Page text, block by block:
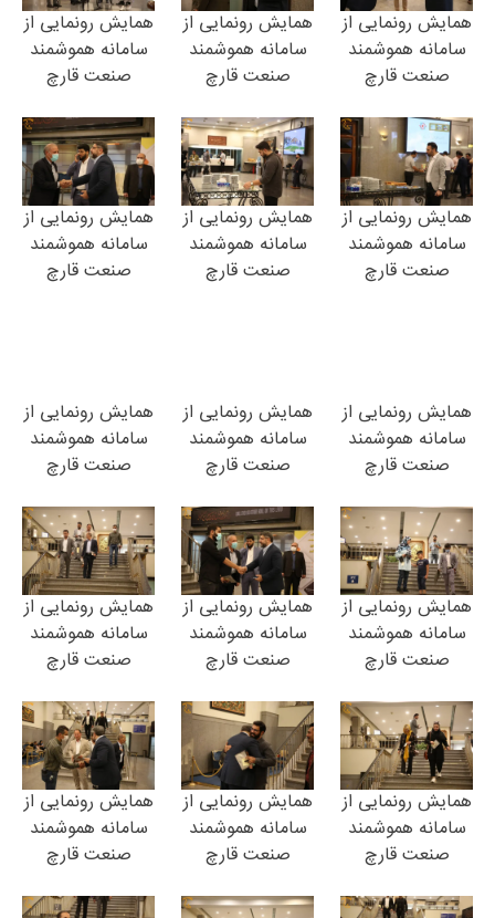
همایش رونمایی از
سامانه هموشمند
صنعت قارچ
همایش رونمایی از
سامانه هموشمند
صنعت قارچ
همایش رونمایی از
سامانه هموشمند
صنعت قارچ
همایش رونمایی از
سامانه هموشمند
صنعت قارچ
همایش رونمایی از
سامانه هموشمند
صنعت قارچ
همایش رونمایی از
سامانه هموشمند
صنعت قارچ
همایش رونمایی از
سامانه هموشمند
صنعت قارچ
همایش رونمایی از
سامانه هموشمند
صنعت قارچ
همایش رونمایی از
سامانه هموشمند
صنعت قارچ
همایش رونمایی از
سامانه هموشمند
صنعت قارچ
همایش رونمایی از
سامانه هموشمند
صنعت قارچ
همایش رونمایی از
سامانه هموشمند
صنعت قارچ
همایش رونمایی از
سامانه هموشمند
صنعت قارچ
همایش رونمایی از
سامانه هموشمند
صنعت قارچ
همایش رونمایی از
سامانه هموشمند
صنعت قارچ